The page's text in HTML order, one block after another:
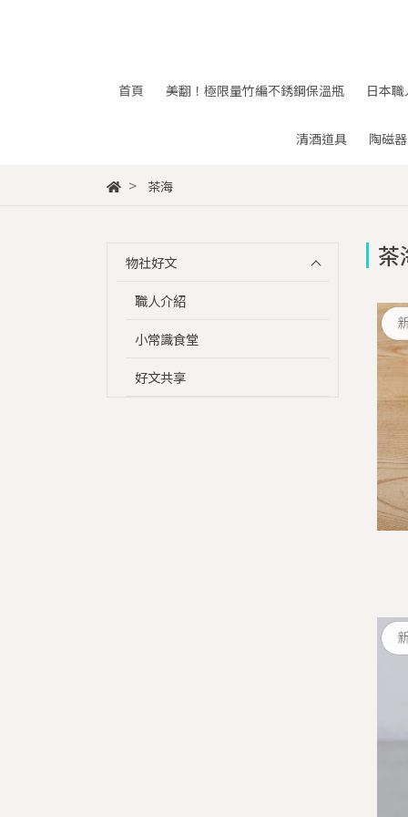
首頁 美翻！極限量竹編不銹鋼保溫瓶 日本
清酒道具 陶磁
茶海
物社好文
職人介紹
小常識食堂
好文共享
茶